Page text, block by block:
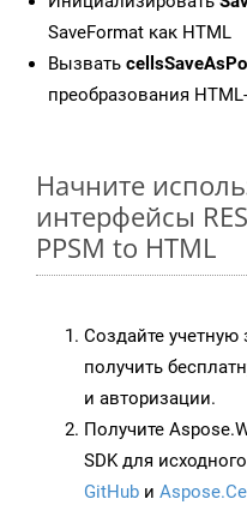
SaveFormat как HTML
Вызвать
преобразования
Начните
интерфейсы
PPSM to HTML
Создайте учетную
получить
и авторизации.
Получите
SDK для
GitHub и